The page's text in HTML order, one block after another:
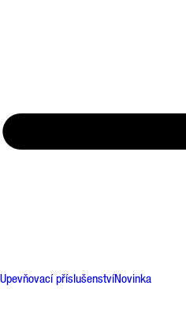
Upevňovací příslušenstvíNovinka